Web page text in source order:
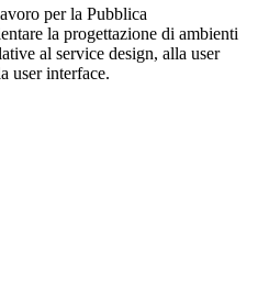
per la Pubblica
la progettazione di ambienti
al service design, alla user
user interface.